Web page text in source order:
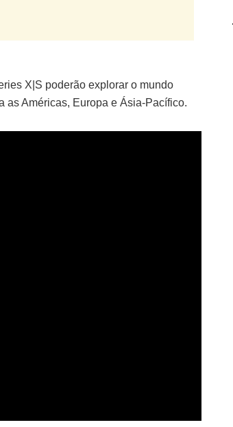
X|S poderão explorar o mundo
as Américas, Europa e Ásia-Pacífico.